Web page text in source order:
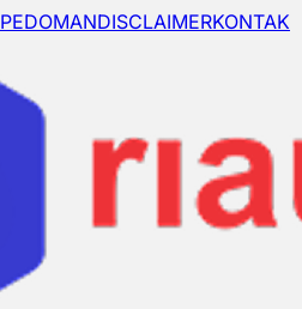
PEDOMANDISCLAIMERKONTAK